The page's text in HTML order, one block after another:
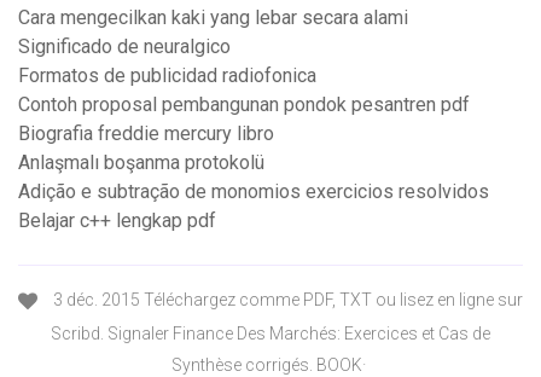
Cara mengecilkan kaki yang lebar secara alami
Significado de neuralgico
Formatos de publicidad radiofonica
Contoh proposal pembangunan pondok pesantren pdf
Biografia freddie mercury libro
Anlaşmalı boşanma protokolü
Adição e subtração de monomios exercicios resolvidos
Belajar c++ lengkap pdf
3 déc. 2015 Téléchargez comme PDF, TXT ou lisez en ligne sur
Scribd. Signaler Finance Des Marchés: Exercices et Cas de
Synthèse corrigés. BOOK·